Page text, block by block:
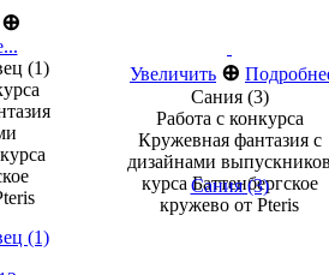
⊕
(1)
(1)
Увеличить ⊕
Сания (3)
Работа с конкурса
Кружевная фантазия с
дизайнами выпускников
курса Баттенбергское
кружево от Pteris
Сания (3)